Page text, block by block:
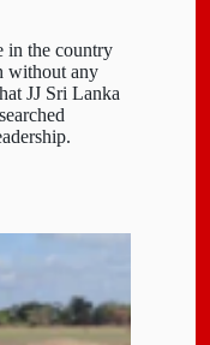
in the country
without any
JJ Sri Lanka